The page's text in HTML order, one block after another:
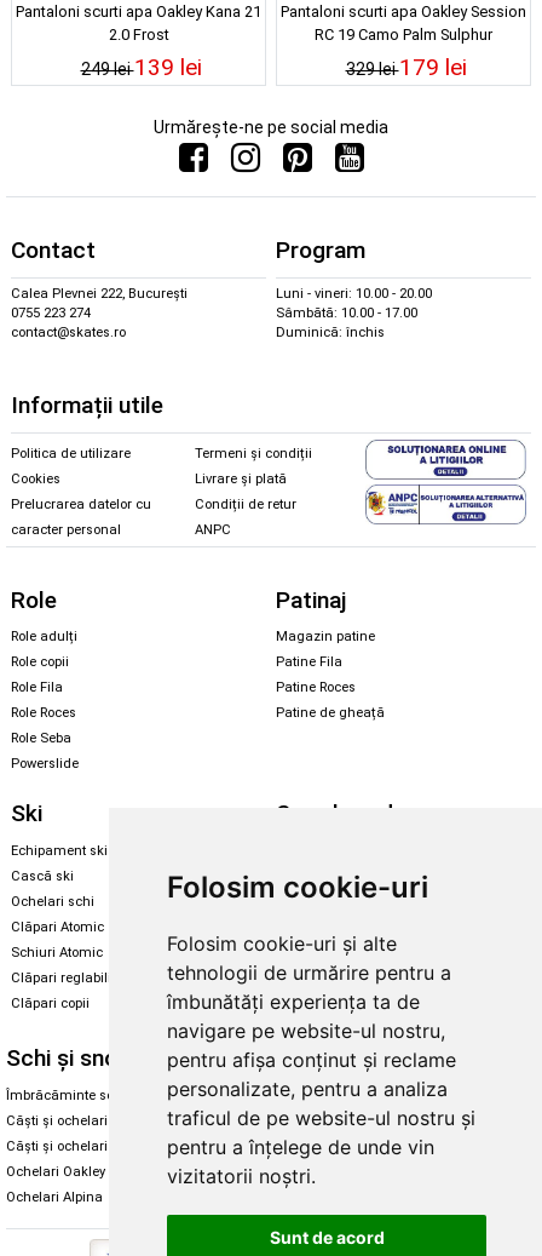
Folosim cookie-uri
Folosim cookie-uri și alte
tehnologii de urmărire pentru a
îmbunătăți experiența ta de
navigare pe website-ul nostru,
pentru afișa conținut și reclame
personalizate, pentru a analiza
traficul de pe website-ul nostru și
pentru a înțelege de unde vin
vizitatorii noștri.
Sunt de acord
Pantaloni scurti apa Oakley Kana 21
2.0 Frost
249 lei139 lei
Pantaloni scurti apa Oakley Session
RC 19 Camo Palm Sulphur
329 lei179 lei
Urmărește-ne pe social media
Contact
Calea Plevnei 222, București
0755 223 274
contact@skates.ro
Program
Luni - vineri: 10.00 - 20.00
Sâmbătă: 10.00 - 17.00
Duminică: închis
Informații utile
Politica de utilizare
Cookies
Prelucrarea datelor cu
caracter personal
Termeni și condiții
Livrare și plată
Condiții de retur
ANPC
Role
Role adulți
Role copii
Role Fila
Role Roces
Role Seba
Powerslide
Patinaj
Magazin patine
Patine Fila
Patine Roces
Patine de gheață
Ski
Echipament ski
Cască ski
Ochelari schi
Clăpari Atomic
Schiuri Atomic
Clăpari reglabili
Clăpari copii
Snowboard
Echipament snowboard
Legături Rome SDS
Skate & longboard
Enuff Skateboards
Schi și snowboard
Îmbrăcăminte schi și snowboard
Căști și ochelari de iarnă
Căști și ochelari Alpina
Ochelari Oakley
Ochelari Alpina
Diverse
Cum aleg rolele
Cum aleg ochelarii
Ochelari de soare Oakley
Ochelari de soare Alpina